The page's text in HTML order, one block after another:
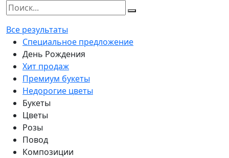
Все результаты
Специальное предложение
День Рождения
Хит продаж
Премиум букеты
Недорогие цветы
Букеты
Цветы
Розы
Повод
Композиции